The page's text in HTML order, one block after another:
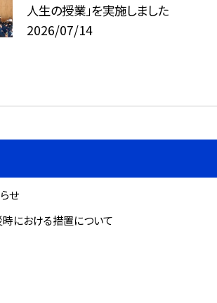
人生の授業」を実施しました
2026/07/14
せ
における措置について